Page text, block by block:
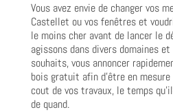
Vous avez envie de changer vos
Castellet ou vos fenêtres et
le moins cher avant de lancer le
agissons dans divers domaines et
souhaits, vous annoncer
bois gratuit afin d’être en
cout de vos travaux, le temps
de quand.